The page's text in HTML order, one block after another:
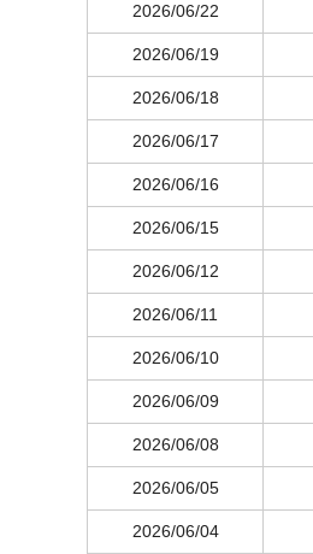
2026/06/22
2026/06/19
2026/06/18
2026/06/17
2026/06/16
2026/06/15
2026/06/12
2026/06/11
2026/06/10
2026/06/09
2026/06/08
2026/06/05
2026/06/04